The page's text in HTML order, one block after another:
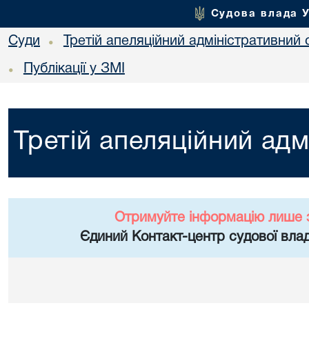
Судова влада
Суди • Третій апеляційний адміністративний
• Публікації у ЗМІ
Третій апеляційний
Отримуйте інформацію лише
Єдиний Контакт-центр судової